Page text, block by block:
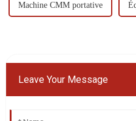
Machine CMM portative
Leave Your Message